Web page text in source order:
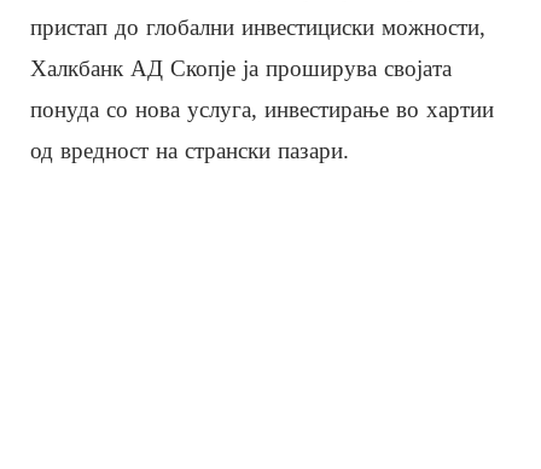
пристап до глобални инвестициски можности,
Халкбанк АД Скопје ја проширува својата
понуда со нова услуга, инвестирање во хартии
од вредност на странски пазари.